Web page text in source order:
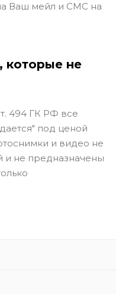
Ваш мейл и СМС на
которые не
494 ГК РФ все
под ценой
и видео не
и не предназначены